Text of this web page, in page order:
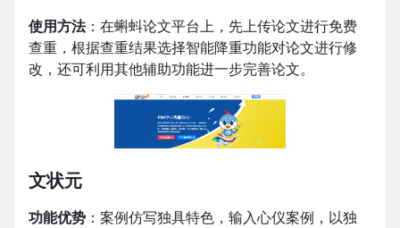
使用方法：在蝌蚪论文平台上，先上传论文进行免费
查重，根据查重结果选择智能降重功能对论文进行修
改，还可利用其他辅助功能进一步完善论文。
文状元
功能优势 ：案例仿写独具特色，输入心仪案例，以独